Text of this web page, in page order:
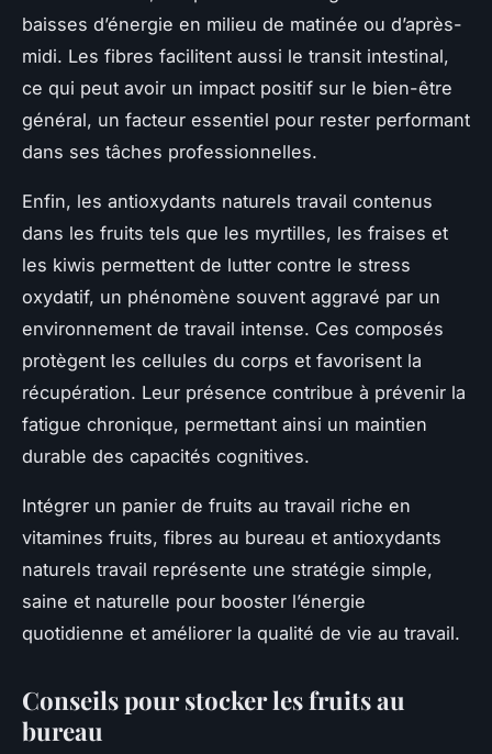
baisses d’énergie en milieu de matinée ou d’après-
midi. Les fibres facilitent aussi le transit intestinal,
ce qui peut avoir un impact positif sur le bien-être
général, un facteur essentiel pour rester performant
dans ses tâches professionnelles.
Enfin, les antioxydants naturels travail contenus
dans les fruits tels que les myrtilles, les fraises et
les kiwis permettent de lutter contre le stress
oxydatif, un phénomène souvent aggravé par un
environnement de travail intense. Ces composés
protègent les cellules du corps et favorisent la
récupération. Leur présence contribue à prévenir la
fatigue chronique, permettant ainsi un maintien
durable des capacités cognitives.
Intégrer un panier de fruits au travail riche en
vitamines fruits, fibres au bureau et antioxydants
naturels travail représente une stratégie simple,
saine et naturelle pour booster l’énergie
quotidienne et améliorer la qualité de vie au travail.
Conseils pour stocker les fruits au
bureau